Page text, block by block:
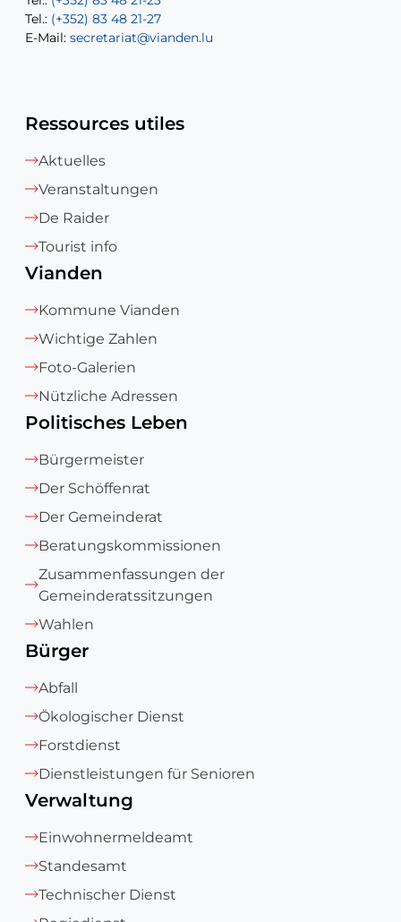
Tel.: (+352) 83 48 21-27
E-Mail: secretariat@vianden.lu
E-Mail:sofia.carvalho@vianden.lu
E-Mail: diane.storn@vianden.lu
Ressources utiles
Aktuelles
Veranstaltungen
De Raider
Tourist info
Vianden
Kommune Vianden
Wichtige Zahlen
Foto-Galerien
Nützliche Adressen
Politisches Leben
Bürgermeister
Der Schöffenrat
Der Gemeinderat
Beratungskommissionen
Zusammenfassungen der
Gemeinderatssitzungen
Wahlen
Bürger
Abfall
Ökologischer Dienst
Forstdienst
Dienstleistungen für Senioren
Verwaltung
Einwohnermeldeamt
Standesamt
Technischer Dienst